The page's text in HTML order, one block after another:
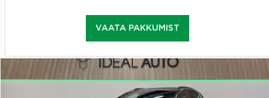
VAATA PAKKUMIST